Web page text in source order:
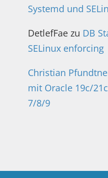
Systemd und
DetlefFae zu DB
SELinux enforcing
Christian
mit Oracle 19c/
7/8/9